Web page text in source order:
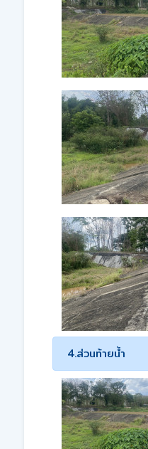
4.ส่วนท้ายน้ำ